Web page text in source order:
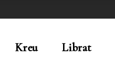
Kreu Librat